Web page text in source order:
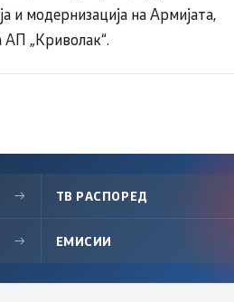
и модернизација на Армијата,
АП „Криволак“.
→ ТВ РАСПОРЕД
→ ЕМИСИИ